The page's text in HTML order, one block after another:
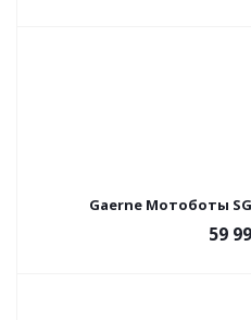
Gaerne Мотоботы
59